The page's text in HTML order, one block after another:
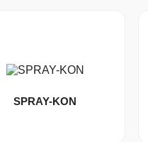
SPRAY-KON